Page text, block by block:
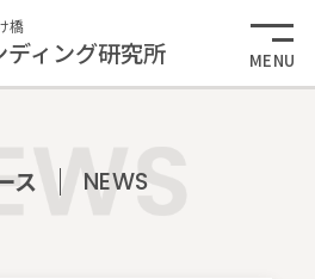
橋
ィング研究所 MENU
ス NEWS